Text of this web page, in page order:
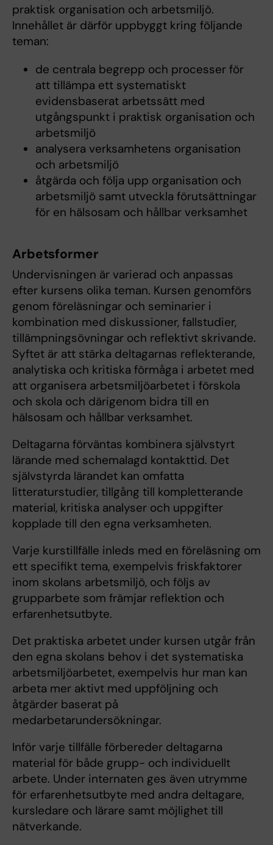
praktisk organisation och arbetsmiljö.
Innehållet är därför uppbyggt kring följande
teman:
de centrala begrepp och processer för
att tillämpa ett systematiskt
evidensbaserat arbetssätt med
utgångspunkt i praktisk organisation och
arbetsmiljö
analysera verksamhetens organisation
och arbetsmiljö
åtgärda och följa upp organisation och
arbetsmiljö samt utveckla förutsättningar
för en hälsosam och hållbar verksamhet
Arbetsformer
Undervisningen är varierad och anpassas
efter kursens olika teman. Kursen genomförs
genom föreläsningar och seminarier i
kombination med diskussioner, fallstudier,
tillämpningsövningar och reflektivt skrivande.
Syftet är att stärka deltagarnas reflekterande,
analytiska och kritiska förmåga i arbetet med
att organisera arbetsmiljöarbetet i förskola
och skola och därigenom bidra till en
hälsosam och hållbar verksamhet.
Deltagarna förväntas kombinera självstyrt
lärande med schemalagd kontakttid. Det
självstyrda lärandet kan omfatta
litteraturstudier, tillgång till kompletterande
material, kritiska analyser och uppgifter
kopplade till den egna verksamheten.
Varje kurstillfälle inleds med en föreläsning om
ett specifikt tema, exempelvis friskfaktorer
inom skolans arbetsmiljö, och följs av
grupparbete som främjar reflektion och
erfarenhetsutbyte.
Det praktiska arbetet under kursen utgår från
den egna skolans behov i det systematiska
arbetsmiljöarbetet, exempelvis hur man kan
arbeta mer aktivt med uppföljning och
åtgärder baserat på
medarbetarundersökningar.
Inför varje tillfälle förbereder deltagarna
material för både grupp- och individuellt
arbete. Under internaten ges även utrymme
för erfarenhetsutbyte med andra deltagare,
kursledare och lärare samt möjlighet till
nätverkande.